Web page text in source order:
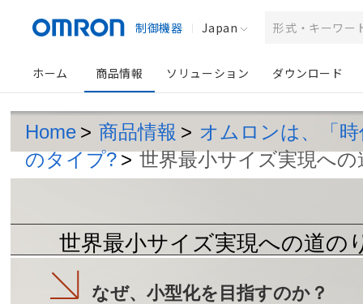
制御機器 Japan
ホーム 商品情報 ソリューション ダウンロード
Home > 商品情報 > オムロンは、「
のタイプ? > 世界最小サイズ実現への
世界最小サイズ実現への道の
なぜ、小型化を目指すのか？